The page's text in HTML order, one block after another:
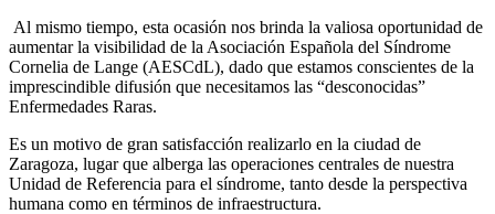
Al mismo tiempo, esta ocasión nos brinda la valiosa oportunidad de
aumentar la visibilidad de la Asociación Española del Síndrome
Cornelia de Lange (AESCdL), dado que estamos conscientes de la
imprescindible difusión que necesitamos las “desconocidas”
Enfermedades Raras.
Es un motivo de gran satisfacción realizarlo en la ciudad de
Zaragoza, lugar que alberga las operaciones centrales de nuestra
Unidad de Referencia para el síndrome, tanto desde la perspectiva
humana como en términos de infraestructura.